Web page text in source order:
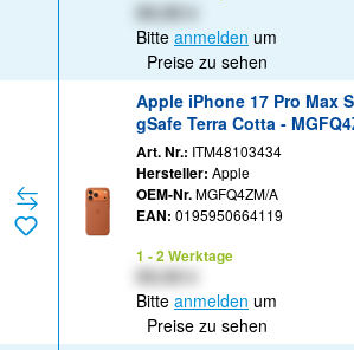
Bitte anmelden um
Preise zu sehen
Apple iPhone 17 Pro Max
gSafe Terra Cotta -
Art. Nr.: ITM48103434
Hersteller: Apple
OEM-Nr.MGFQ4ZM/A
EAN: 0195950664119
1 - 2 Werktage
XX,XX €
Bitte anmelden um
Preise zu sehen